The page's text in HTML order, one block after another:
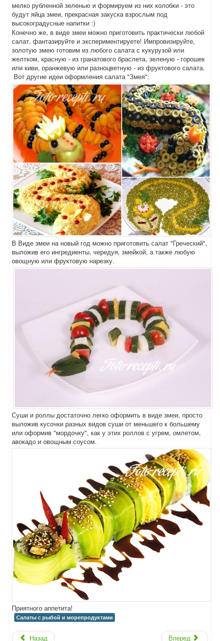
мелко рубленной зеленью и формируем из них колобки - это
будут яйца змеи, прекрасная закуска взрослым под
высокоградусные напитки :)
Конечно же, в виде змеи можно приготовить практически любой
салат, фантазируйте и экспериментируете! Импровизируйте,
золотую змею готовим из любого салата с кукурузой или
желтком, красную - из гранатового браслета, зеленую - горошек
или киви, оранжевую или разноцветную - из фруктового салата.
Вот другие идеи оформления салата "Змея":
В Виде змеи на новый год можно приготовить салат "Греческий",
выложив его ингредиенты, чередуя, змейкой, а также любую
овощную или фруктовую нарезку.
Суши и роллы достаточно легко оформить в виде змеи, просто
выложив кусочки разных видов суши от меньшего к большему
или оформив "мордочку", как у этих роллов с угрем, омлетом,
авокадо и овощным соусом.
Приятного аппетита!
Салаты с рыбой и морепродуктами
Назад Вперед